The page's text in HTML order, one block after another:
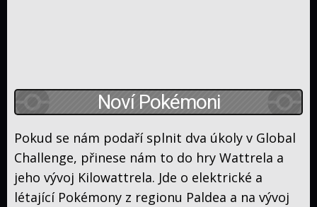
Noví Pokémoni
Pokud se nám podaří splnit dva úkoly v Global
Challenge, přinese nám to do hry Wattrela a
jeho vývoj Kilowattrela. Jde o elektrické a
létající Pokémony z regionu Paldea a na vývoj